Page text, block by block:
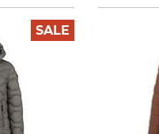
SALE